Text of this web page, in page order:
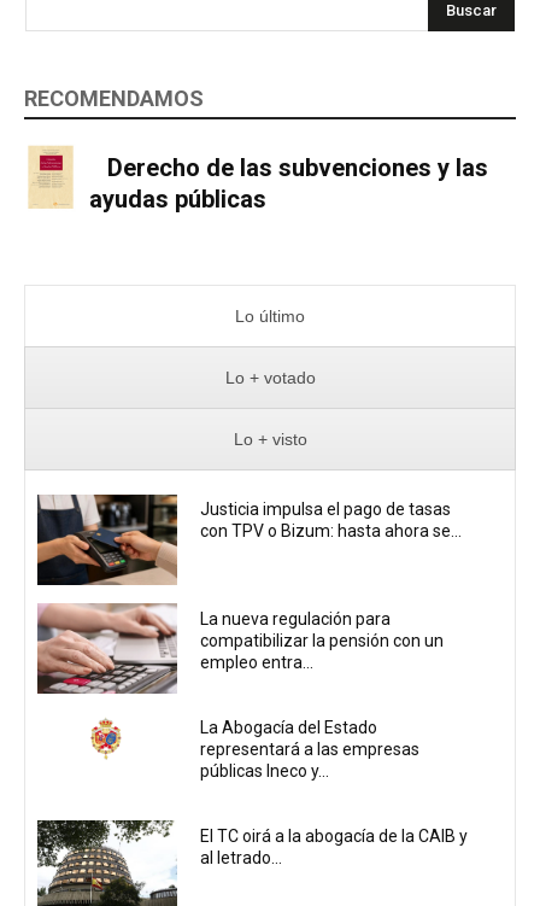
Buscar
RECOMENDAMOS
Derecho de las subvenciones y las
ayudas públicas
Lo último
Lo + votado
Lo + visto
Justicia impulsa el pago de tasas
con TPV o Bizum: hasta ahora se...
La nueva regulación para
compatibilizar la pensión con un
empleo entra...
La Abogacía del Estado
representará a las empresas
públicas Ineco y...
El TC oirá a la abogacía de la CAIB y
al letrado...